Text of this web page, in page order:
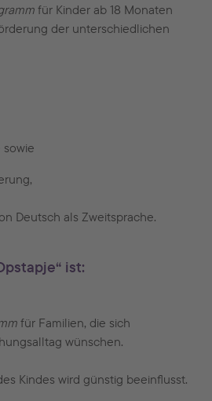
für Kinder ab 18 Monaten
der unterschiedlichen
Deutsch als Zweitsprache.
ist:
für Familien, die sich
wünschen.
Kindes wird günstig beeinflusst.